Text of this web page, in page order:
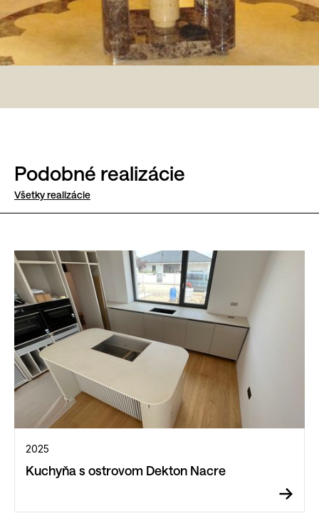
Podobné realizácie
Všetky realizácie
2025
Kuchyňa s ostrovom Dekton Nacre